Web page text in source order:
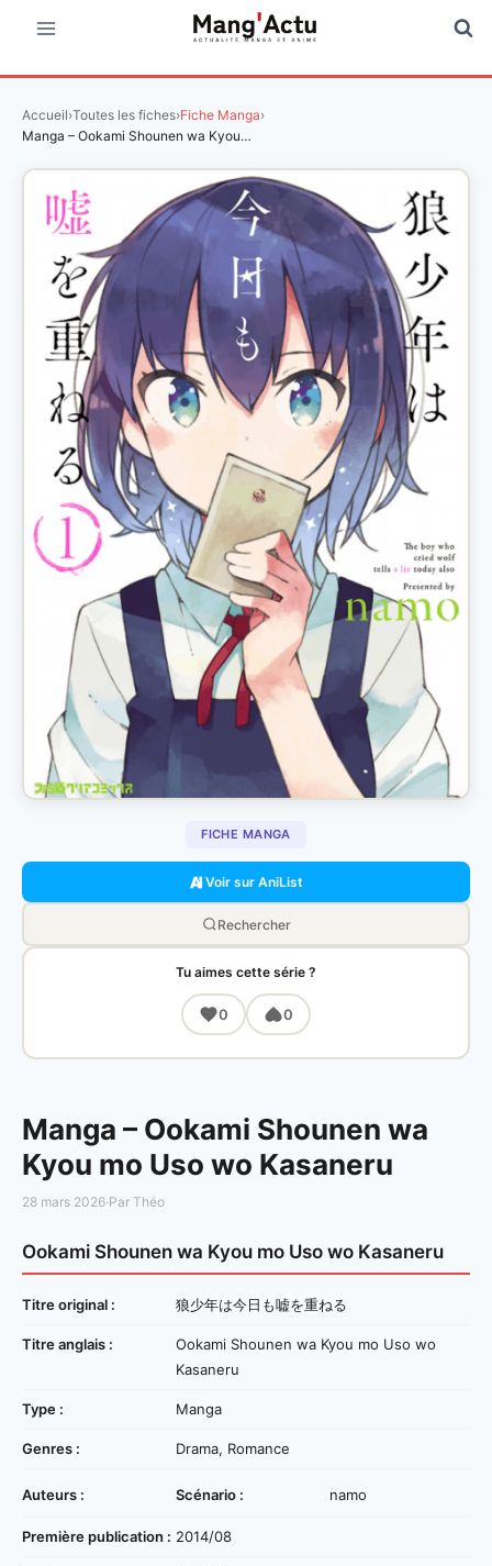
contenu
Accueil›Toutes les fiches›Fiche Manga›
Manga – Ookami Shounen wa Kyou…
FICHE MANGA
Voir sur AniList
Rechercher
Tu aimes cette série ?
0 0
Manga – Ookami Shounen wa
Kyou mo Uso wo Kasaneru
28 mars 2026·Par Théo
Ookami Shounen wa Kyou mo Uso wo Kasaneru
Titre original : 狼少年は今日も嘘を重ねる
Titre anglais :
Ookami Shounen wa Kyou mo Uso wo
Kasaneru
Type : Manga
Genres : Drama, Romance
Auteurs : Scénario : namo
Première publication : 2014/08